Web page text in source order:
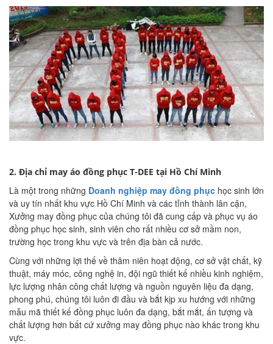
2. Địa chỉ may áo đồng phục T-DEE tại Hồ Chí Minh
Là một trong những Doanh nghiệp may đồng phục học sinh lớn
và uy tín nhất khu vực Hồ Chí Minh và các tỉnh thành lân cận,
Xưởng may đồng phục của chúng tôi đã cung cấp và phục vụ áo
đồng phục học sinh, sinh viên cho rất nhiều cơ sở mầm non,
trường học trong khu vực và trên địa bàn cả nước.
Cùng với những lợi thế về thâm niên hoạt động, cơ sở vật chất, kỹ
thuật, máy móc, công nghệ in, đội ngũ thiết kế nhiều kinh nghiệm,
lực lượng nhân công chất lượng và nguồn nguyên liệu đa dạng,
phong phú, chúng tôi luôn đi đầu và bắt kịp xu hướng với những
mẫu mã thiết kế đồng phục luôn đa dạng, bắt mắt, ấn tượng và
chất lượng hơn bất cứ xưởng may đồng phục nào khác trong khu
vực.